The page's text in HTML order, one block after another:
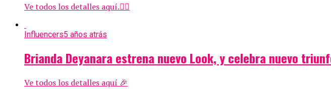
Ve todos los detalles aquí.👇🏻
Influencers5 años atrás
Brianda Deyanara estrena nuevo Look, y celebra nuevo
Ve todos los detalles aquí 🎉